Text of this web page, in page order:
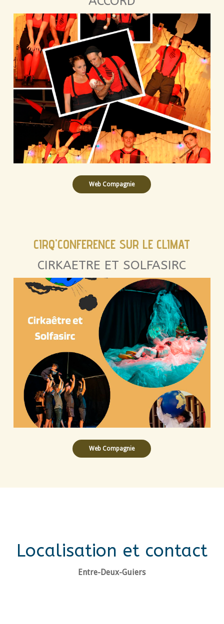
Web Compagnie
CIRQ'CONFERENCE SUR LE CLIMAT
CIRKAETRE ET SOLFASIRC
Web Compagnie
Localisation et contact
Entre-Deux-Guiers